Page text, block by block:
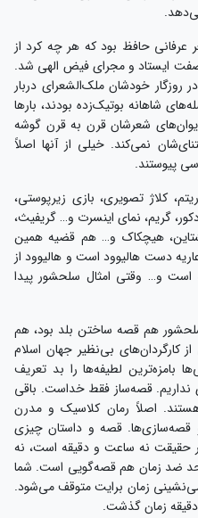
حافظ بود که هر چه کرد از
ایستاد و مجرای فیض الهی شد.
روزگار خودشان ملک‌الشعرای دربار
شاهانه بوتیک‌زده بودند، بارها
شعرشان قرن به قرن گوشه‌
نمی‌کند. خیلی‌ از آنها اصلاً
پیوستند.
کلاژ تصویری، بازی زیرپوستی،
گریم، نمای اینسرت و… گریفیث،
هیچکاک و… هم قضیه همین
دست هالیوود است و هالیوود از
است و… وقتی امثال سلحشور پیدا
سلحشور هم قصه ساختن بلد بود، هم
کارگردان‌های بی‌نظیر جهان اسلام
بامزه‌ترین لطیفه‌ها را بد تعریف
نداریم. قصه‌ساز فقط خداست. باقی
اصلاً رمان کلاسیک و مدرن
قصه و داستان چیزی
حقیقت نه ساعت و دقیقه است، نه
ضد زمان هم قصه‌گویی است. شما
زمان برایت متوقف می‌شود.
زمان گذشت.